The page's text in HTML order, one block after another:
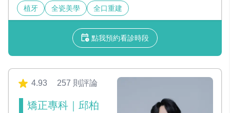
植牙 全瓷美學 全口重建
點我預約看診時段
4.93 257 則評論
矯正專科｜邱柏